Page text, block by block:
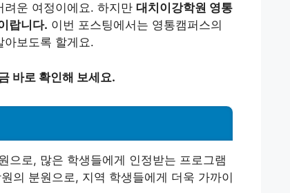
운 여정이에요. 하지만 대치이강학원 영통
랍니다. 이번 포스팅에서는 영통캠퍼스의
아보도록 할게요.
바로 확인해 보세요.
으로, 많은 학생들에게 인정받는 프로그램
의 분원으로, 지역 학생들에게 더욱 가까이